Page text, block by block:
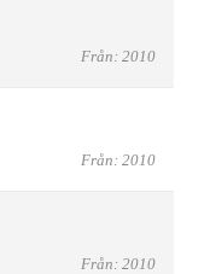
Från: 2010
Från: 2010
Från: 2010